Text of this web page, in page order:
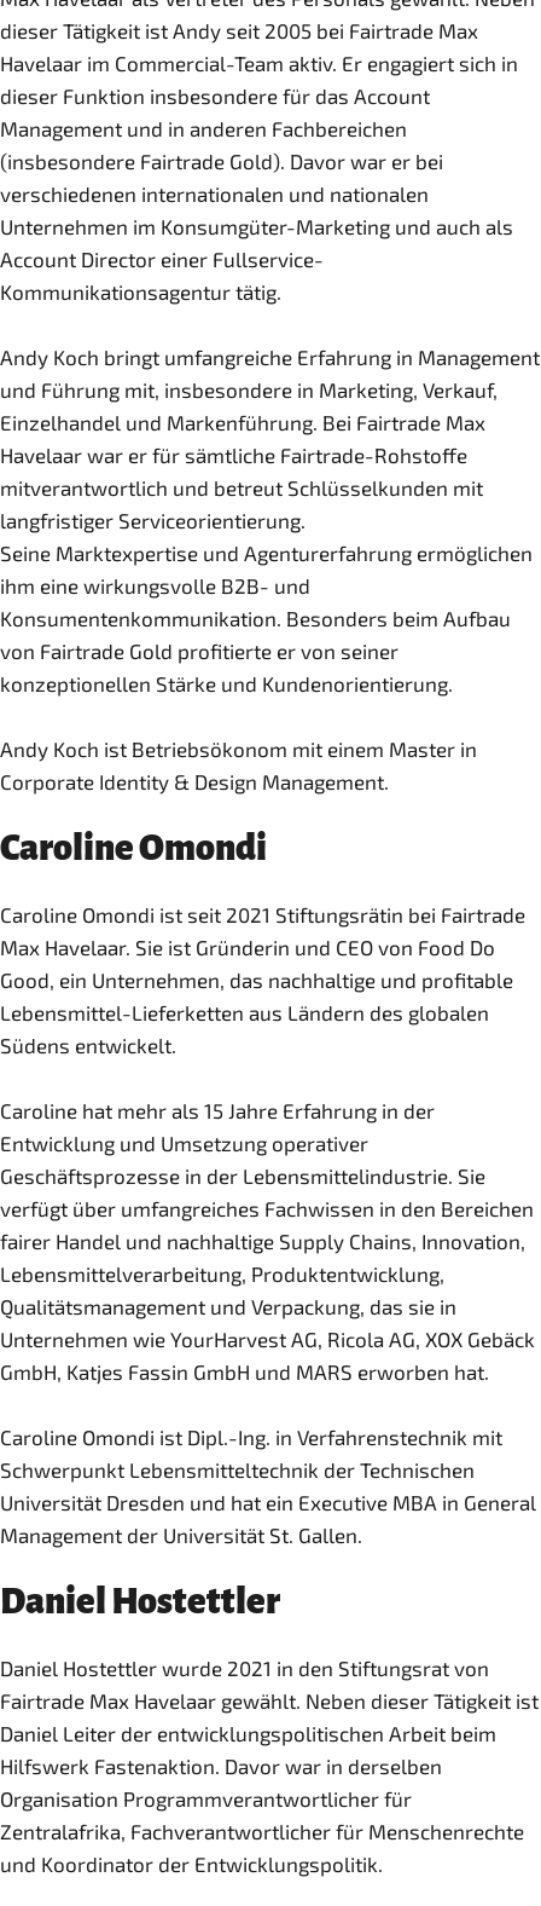
dieser Tätigkeit ist Andy seit 2005 bei Fairtrade Max
Havelaar im Commercial-Team aktiv. Er engagiert sich in
dieser Funktion insbesondere für das Account
Management und in anderen Fachbereichen
(insbesondere Fairtrade Gold). Davor war er bei
verschiedenen internationalen und nationalen
Unternehmen im Konsumgüter-Marketing und auch als
Account Director einer Fullservice-
Kommunikationsagentur tätig.
Andy Koch bringt umfangreiche Erfahrung in Management
und Führung mit, insbesondere in Marketing, Verkauf,
Einzelhandel und Markenführung. Bei Fairtrade Max
Havelaar war er für sämtliche Fairtrade-Rohstoffe
mitverantwortlich und betreut Schlüsselkunden mit
langfristiger Serviceorientierung.
Seine Marktexpertise und Agenturerfahrung ermöglichen
ihm eine wirkungsvolle B2B- und
Konsumentenkommunikation. Besonders beim Aufbau
von Fairtrade Gold profitierte er von seiner
konzeptionellen Stärke und Kundenorientierung.
Andy Koch ist Betriebsökonom mit einem Master in
Caroline Omondi
Caroline Omondi ist seit 2021 Stiftungsrätin bei Fairtrade
Max Havelaar. Sie ist Gründerin und CEO von Food Do
Good, ein Unternehmen, das nachhaltige und profitable
Lebensmittel-Lieferketten aus Ländern des globalen
Südens entwickelt.
Caroline hat mehr als 15 Jahre Erfahrung in der
Entwicklung und Umsetzung operativer
Geschäftsprozesse in der Lebensmittelindustrie. Sie
verfügt über umfangreiches Fachwissen in den Bereichen
fairer Handel und nachhaltige Supply Chains, Innovation,
Lebensmittelverarbeitung, Produktentwicklung,
Qualitätsmanagement und Verpackung, das sie in
Unternehmen wie YourHarvest AG, Ricola AG, XOX Gebäck
GmbH, Katjes Fassin GmbH und MARS erworben hat.
Caroline Omondi ist Dipl.-Ing. in Verfahrenstechnik mit
Schwerpunkt Lebensmitteltechnik der Technischen
Universität Dresden und hat ein Executive MBA in General
Management der Universität St. Gallen.
Daniel Hostettler
Daniel Hostettler wurde 2021 in den Stiftungsrat von
Fairtrade Max Havelaar gewählt. Neben dieser Tätigkeit ist
Daniel Leiter der entwicklungspolitischen Arbeit beim
Hilfswerk Fastenaktion. Davor war in derselben
Organisation Programmverantwortlicher für
Zentralafrika, Fachverantwortlicher für Menschenrechte
und Koordinator der Entwicklungspolitik.